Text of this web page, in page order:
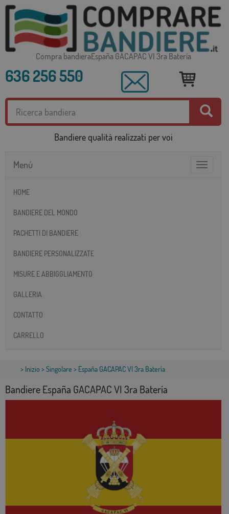
Compra bandieraEspaña GACAPAC VI 3ra Batería
636 256 550
Bandiere qualità realizzati per voi
Toggle
Menú
HOME
BANDIERE DEL MONDO
PACHETTI DI BANDIERE
BANDIERE PERSONALIZZATE
MISURE E ABBIGGLIAMENTO
GALLERIA
CONTATTO
CARRELLO
> Inizio > Singolare > España GACAPAC VI 3ra Batería
Bandiere España GACAPAC VI 3ra Batería